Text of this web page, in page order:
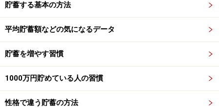
そんなときは、おかずだけ買って帰り、家にストックし
てある冷凍ご飯と一緒に食べたり、「今日は災害用にス
トックしているカップラーメン！（賞味期限がそろそろ
だし）」と思いきり簡単にすませたり。肩の力を抜い
るのです。
“絶対に”などと思っているとストレスが溜まり、「自炊
貯蓄する基本の方法
平均貯蓄額などの気になるデータ
貯蓄を増やす習慣
1000万円貯めている人の習慣
性格で違う貯蓄の方法